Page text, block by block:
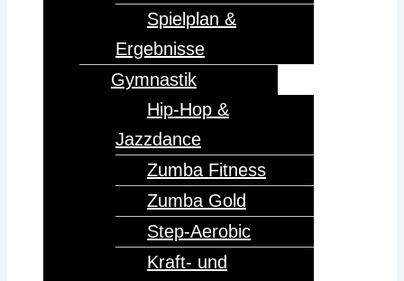
Spielplan &
Ergebnisse
Gymnastik
Hip-Hop &
Jazzdance
Zumba Fitness
Zumba Gold
Step-Aerobic
Kraft- und